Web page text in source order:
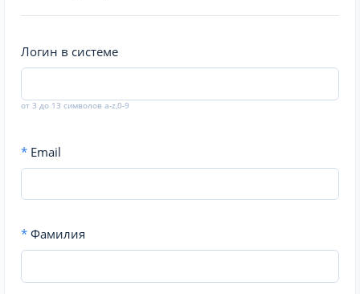
Логин в системе
от 3 до 13 символов a-z,0-9
* Email
* Фамилия